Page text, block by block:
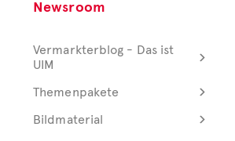
Newsroom
Vermarkterblog - Das ist
UIM
Themenpakete
Bildmaterial